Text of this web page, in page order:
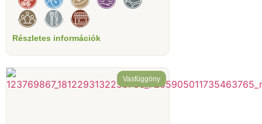
Részletes információk
Vasfüggöny